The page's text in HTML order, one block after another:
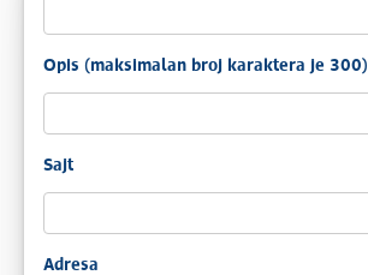
Opis (maksimalan broj karaktera je 300)
Sajt
Adresa